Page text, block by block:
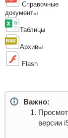
Справочные
документы
Таблицы
Архивы
Flash
Важно:
версии